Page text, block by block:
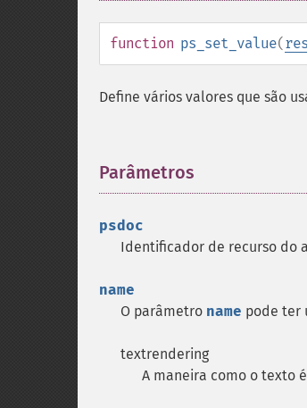
function ps_set_value(
Define vários valores que são
Parâmetros
psdoc
Identificador de recurso do
name
O parâmetro name pode ter
textrendering
A maneira como o texto